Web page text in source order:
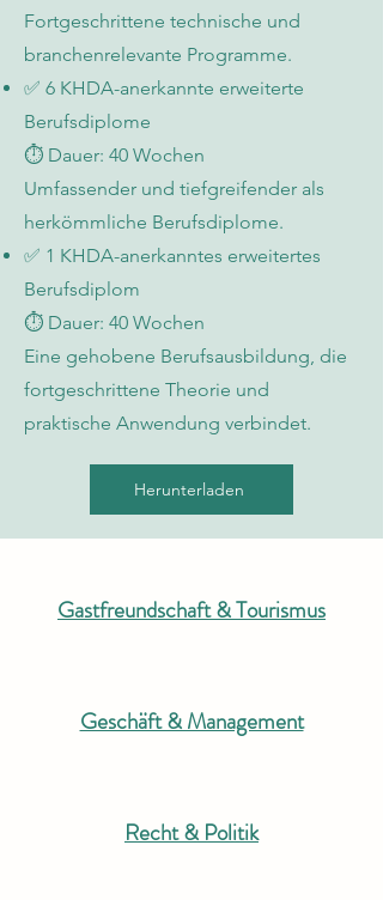
Fortgeschrittene technische und
branchenrelevante Programme.
✅ 6 KHDA-anerkannte erweiterte
Berufsdiplome
⏱️ Dauer: 40 Wochen
Umfassender und tiefgreifender als
herkömmliche Berufsdiplome.
✅ 1 KHDA-anerkanntes erweitertes
Berufsdiplom
⏱️ Dauer: 40 Wochen
Eine gehobene Berufsausbildung, die
fortgeschrittene Theorie und
praktische Anwendung verbindet.
Herunterladen
Gastfreundschaft & Tourismus
Geschäft & Management
Recht & Politik